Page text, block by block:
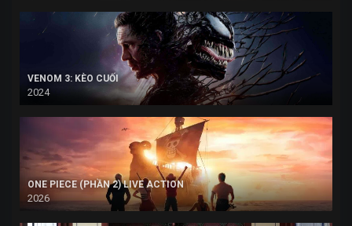
VENOM 3: KÈO CUỐI
2024
ONE PIECE (PHẦN 2) LIVE ACTION
2026